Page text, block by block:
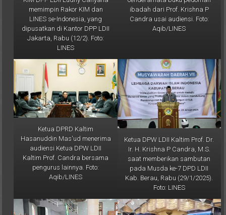
LINES se-Indonesia, yang
dipusatkan di Kantor DPP LDII
Jakarta, Rabu (12/2). Foto:
LINES
Candra usai audiensi. Foto:
Aqib/LINES
Ketua DPRD Kaltim
Hasanuddin Mas'ud menerima
audiensi Ketua DPW LDII
Kaltim Prof. Candra bersama
pengurus lainnya. Foto:
Aqib/LINES
Ketua DPW LDII Kaltim Prof. Dr.
Ir. H. Krishna P Candra, M.S.
saat memberikan sambutan
pada Musda ke-7 DPD LDII
Kab. Berau, Rabu (29/1/2025).
Foto: LINES